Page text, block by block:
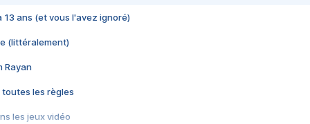
13 ans (et vous l'avez ignoré)
(littéralement)
Rayan
toutes les règles
les jeux vidéo